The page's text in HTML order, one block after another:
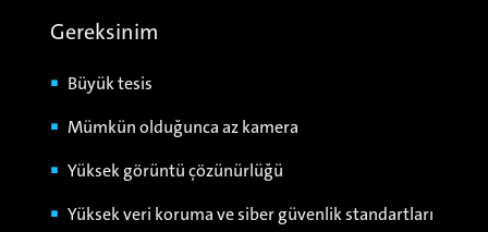
Gereksinim
Büyük tesis
Mümkün olduğunca az kamera
Yüksek görüntü çözünürlüğü
Yüksek veri koruma ve siber güvenlik standartları